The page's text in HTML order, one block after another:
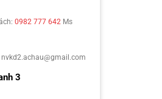
0982 777 642 Ms
nvkd2.achau@gmail.com
3